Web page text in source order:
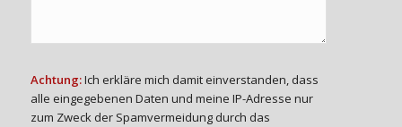
Achtung:Ich erkläre mich damit einverstanden, dass
alle eingegebenen Daten und meine IP-Adresse nur
zum Zweck der Spamvermeidung durch das